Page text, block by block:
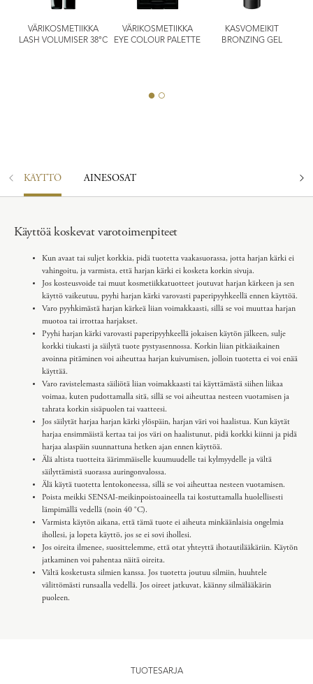
VÄRIKOSMETIIKKA
LASH VOLUMISER 38°C
VÄRIKOSMETIIKKA
EYE COLOUR PALETTE
KASVOMEIKIT
BRONZING GEL
KÄYTTÖ AINESOSAT
Käyttöä koskevat varotoimenpiteet
Kun avaat tai suljet korkkia, pidä tuotetta vaakasuorassa, jotta harjan kärki ei
vahingoitu, ja varmista, että harjan kärki ei kosketa korkin sivuja.
Jos kosteusvoide tai muut kosmetiikkatuotteet joutuvat harjan kärkeen ja sen
käyttö vaikeutuu, pyyhi harjan kärki varovasti paperipyyhkeellä ennen käyttöä.
Varo pyyhkimästä harjan kärkeä liian voimakkaasti, sillä se voi muuttaa harjan
muotoa tai irrottaa harjakset.
Pyyhi harjan kärki varovasti paperipyyhkeellä jokaisen käytön jälkeen, sulje
korkki tiukasti ja säilytä tuote pystyasennossa. Korkin liian pitkäaikainen
avoinna pitäminen voi aiheuttaa harjan kuivumisen, jolloin tuotetta ei voi enää
käyttää.
Varo ravistelemasta säiliötä liian voimakkaasti tai käyttämästä siihen liikaa
voimaa, kuten pudottamalla sitä, sillä se voi aiheuttaa nesteen vuotamisen ja
tahrata korkin sisäpuolen tai vaatteesi.
Jos säilytät harjaa harjan kärki ylöspäin, harjan väri voi haalistua. Kun käytät
harjaa ensimmäistä kertaa tai jos väri on haalistunut, pidä korkki kiinni ja pidä
harjaa alaspäin suunnattuna hetken ajan ennen käyttöä.
Älä altista tuotteita äärimmäiselle kuumuudelle tai kylmyydelle ja vältä
säilyttämistä suorassa auringonvalossa.
Älä käytä tuotetta lentokoneessa, sillä se voi aiheuttaa nesteen vuotamisen.
Poista meikki SENSAI-meikinpoistoaineella tai kostuttamalla huolellisesti
lämpimällä vedellä (noin 40 °C​).
Varmista käytön aikana, että tämä tuote ei aiheuta minkäänlaisia ongelmia
ihollesi, ja lopeta käyttö, jos se ei sovi ihollesi.
Jos oireita ilmenee, suosittelemme, että otat yhteyttä ihotautilääkäriin. Käytön
jatkaminen voi pahentaa näitä oireita.
Vältä kosketusta silmien kanssa. Jos tuotetta joutuu silmiin, huuhtele
välittömästi runsaalla vedellä. Jos oireet jatkuvat, käänny silmälääkärin
puoleen.
TUOTESARJA